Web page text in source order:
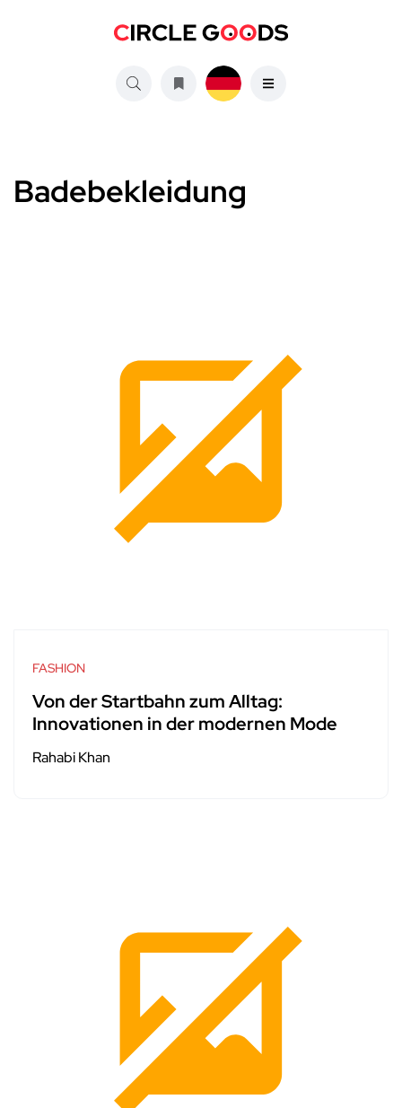
Badebekleidung
FASHION
Von der Startbahn zum Alltag:
Innovationen in der modernen Mode
Rahabi Khan